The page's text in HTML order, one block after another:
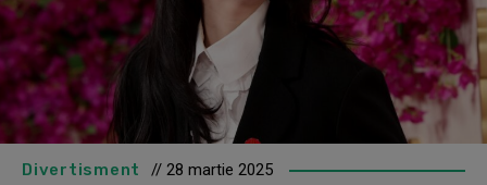
Divertisment // 28 martie 2025